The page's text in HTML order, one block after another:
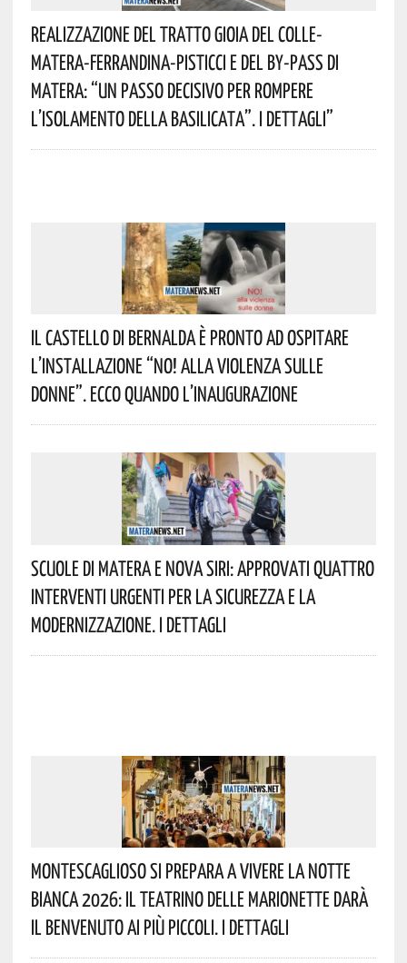
Realizzazione Del Tratto Gioia Del Colle-
Matera-Ferrandina-Pisticci E Del By-Pass Di
Matera: “Un Passo Decisivo Per Rompere
L’isolamento Della Basilicata”. I Dettagli”
Il Castello Di Bernalda È Pronto Ad Ospitare
L’installazione “NO! Alla Violenza Sulle
Donne”. Ecco Quando L’inaugurazione
Scuole Di Matera E Nova Siri: Approvati Quattro
Interventi Urgenti Per La Sicurezza E La
Modernizzazione. I Dettagli
Montescaglioso Si Prepara A Vivere La Notte
Bianca 2026: Il Teatrino Delle Marionette Darà
Il Benvenuto Ai Più Piccoli. I Dettagli